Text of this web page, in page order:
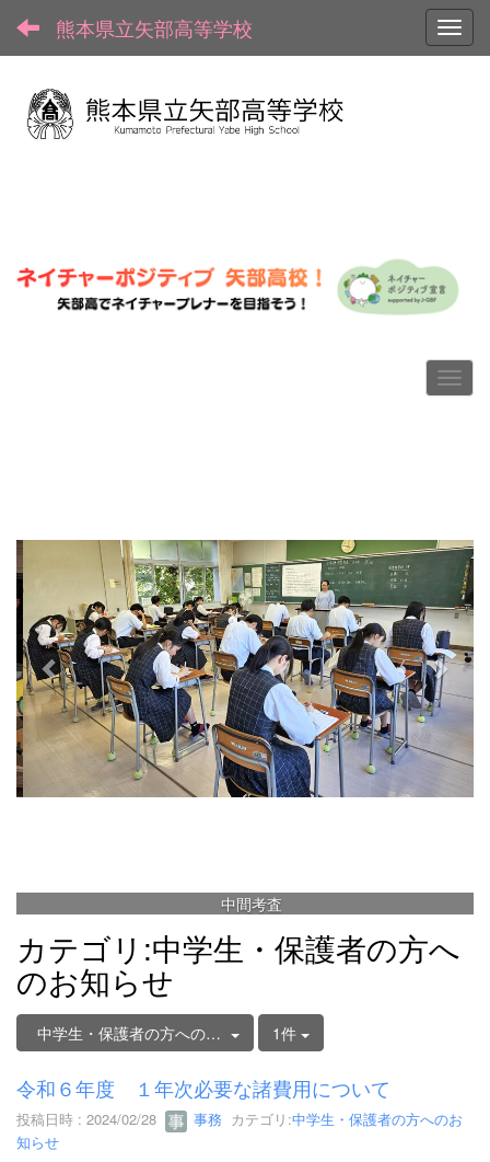
熊本県立矢部高等学校
中間考査
u
s
カテゴリ:中学生・保護者の方へ
のお知らせ
中学生・保護者の方へのお知らせ 1件
令和６年度 １年次必要な諸費用について
投稿日時 : 2024/02/28 事務 カテゴリ:中学生・保護者の方へのお
知らせ